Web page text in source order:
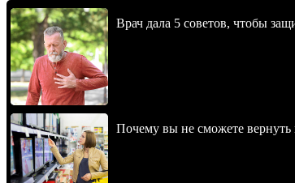
Врач дала 5 советов, чтобы
Почему вы не сможете вернуть